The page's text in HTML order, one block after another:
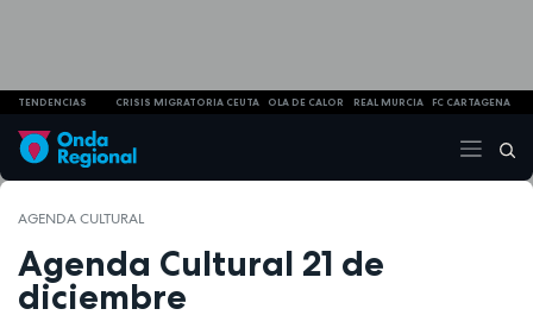
TENDENCIAS CRISIS MIGRATORIA CEUTA OLA DE CALOR REAL MURCIA FC CARTAGENA
AGENDA CULTURAL
Agenda Cultural 21 de
diciembre